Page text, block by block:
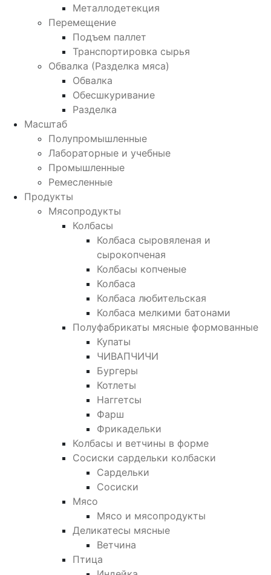
Металлодетекция
Перемещение
Подъем паллет
Транспортировка сырья
Обвалка (Разделка мяса)
Обвалка
Обесшкуривание
Разделка
Масштаб
Полупромышленные
Лабораторные и учебные
Промышленные
Ремесленные
Продукты
Мясопродукты
Колбасы
Колбаса сыровяленая и
сырокопченая
Колбасы копченые
Колбаса
Колбаса любительская
Колбаса мелкими батонами
Полуфабрикаты мясные формованные
Купаты
ЧИВАПЧИЧИ
Бургеры
Котлеты
Наггетсы
Фарш
Фрикадельки
Колбасы и ветчины в форме
Сосиски сардельки колбаски
Сардельки
Сосиски
Мясо
Мясо и мясопродукты
Деликатесы мясные
Ветчина
Птица